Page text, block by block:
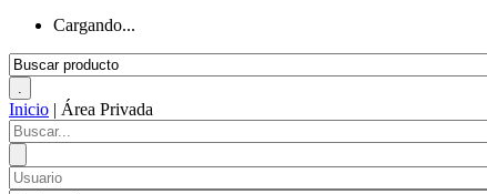
Cargando...
Inicio | Área Privada